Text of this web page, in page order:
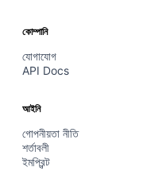
কোম্পানি
যোগাযোগ
API Docs
আইনি
গোপনীয়তা নীতি
শর্তাবলী
ইমপ্রিন্ট